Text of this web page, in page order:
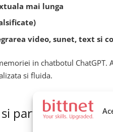
mai lunga
video, sunet, text si
in chatbotul
si fluida.
partener virtual